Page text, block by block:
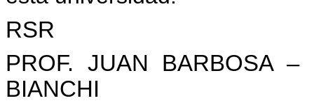
RSR
PROF. JUAN BARBOSA
BIANCHI